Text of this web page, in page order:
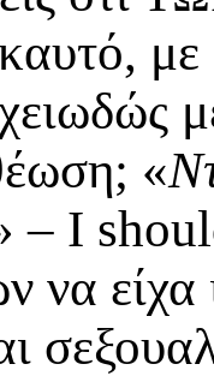
με
«
– I
να είχα